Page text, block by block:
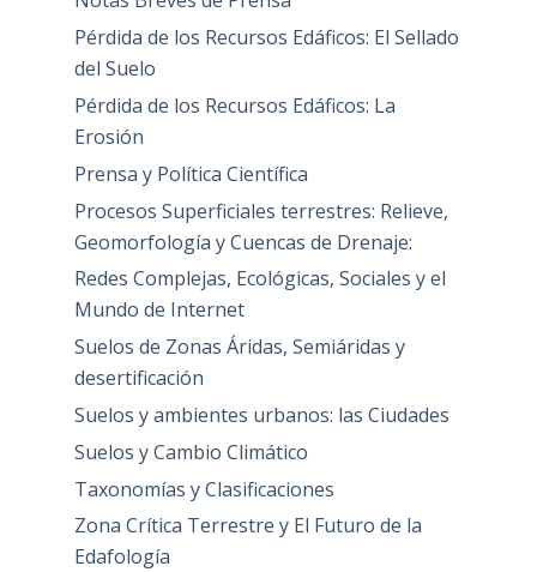
Pérdida de los Recursos Edáficos: El Sellado
del Suelo
Pérdida de los Recursos Edáficos: La
Erosión
Prensa y Política Científica
Procesos Superficiales terrestres: Relieve,
Geomorfología y Cuencas de Drenaje:
Redes Complejas, Ecológicas, Sociales y el
Mundo de Internet
Suelos de Zonas Áridas, Semiáridas y
desertificación
Suelos y ambientes urbanos: las Ciudades
Suelos y Cambio Climático
Taxonomías y Clasificaciones
Zona Crítica Terrestre y El Futuro de la
Edafología